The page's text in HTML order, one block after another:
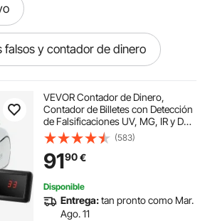
falsos y contador de dinero
cajón efectivo 13
cajon efectivo manual
cajon efectivo 33 x 33
tipo de accionamiento
VEVOR Contador de Dinero,
Contador de Billetes con Detección
de Falsificaciones UV, MG, IR y DD,
Máquina Contadora de Efectivo en
USD y EUR con LCD Grande y
Pantalla Externa para Pequeñas
Empresas
(583)
9190€
Disponible
Entrega:tan pronto como Mar.
Ago. 11